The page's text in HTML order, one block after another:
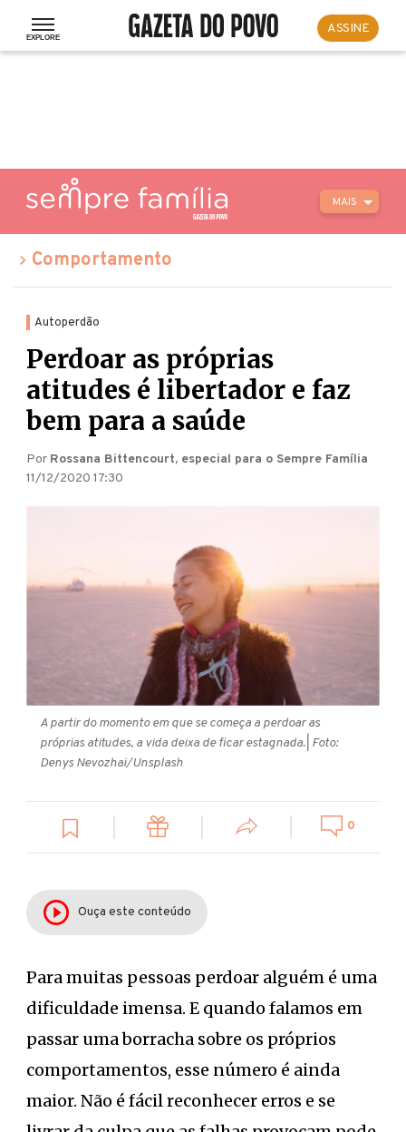
ASSINE
MAIS
Comportamento
Autoperdão
Perdoar as próprias
atitudes é libertador e faz
bem para a saúde
Por Rossana Bittencourt, especial para o Sempre Família
11/12/2020 17:30
A partir do momento em que se começa a perdoar as
próprias atitudes, a vida deixa de ficar estagnada.| Foto:
Denys Nevozhai/Unsplash
0
Ouça este conteúdo
Para muitas pessoas perdoar alguém é uma
dificuldade imensa. E quando falamos em
passar uma borracha sobre os próprios
comportamentos, esse número é ainda
maior. Não é fácil reconhecer erros e se